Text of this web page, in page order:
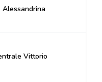
Alessandrina
Vittorio